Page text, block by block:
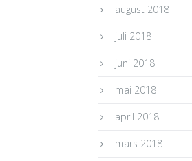
august 2018
juli 2018
juni 2018
mai 2018
april 2018
mars 2018